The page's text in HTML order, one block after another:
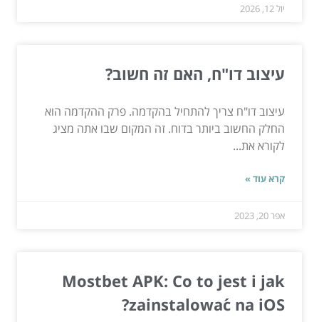
יול 12, 2026
עיצוב דו"ח, האם זה חשוב?
עיצוב דו"ח צריך להתחיל בהקדמה. פרק ההקדמה הוא
החלק החשוב ביותר בדוח. זה המקום שבו אתה מציג
לקורא את...
קרא עוד »
אפר 20, 2023
Mostbet APK: Co to jest i jak
zainstalować na iOS?